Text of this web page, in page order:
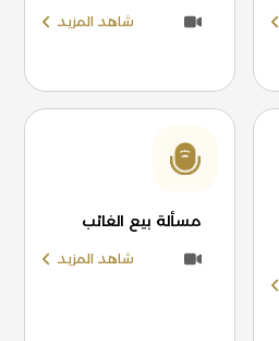
شاهد المزيد
مسألة بيع الغائب
شاهد المزيد